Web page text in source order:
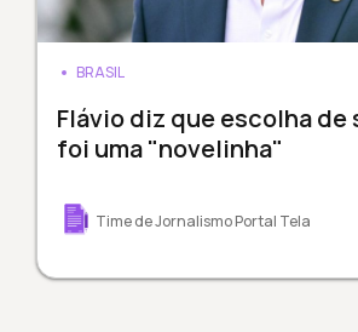
BRASIL
Flávio diz que escolha de
foi uma "novelinha"
Time de Jornalismo Portal Tela